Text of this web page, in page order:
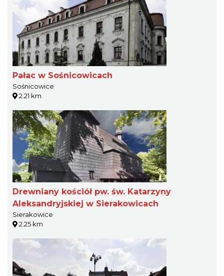
Pałac w Sośnicowicach
Sośnicowice
2.21 km
Drewniany kościół pw. św. Katarzyny
Aleksandryjskiej w Sierakowicach
Sierakowice
2.25 km